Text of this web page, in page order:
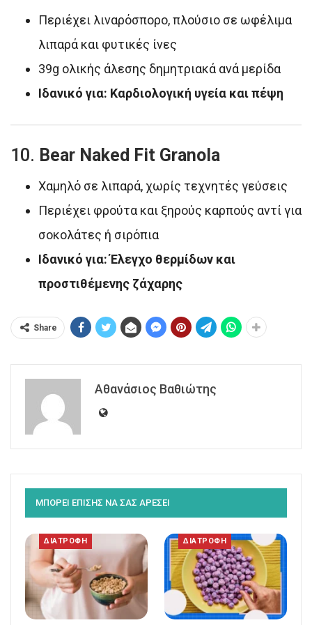
Περιέχει λιναρόσπορο, πλούσιο σε ωφέλιμα
λιπαρά και φυτικές ίνες
39g ολικής άλεσης δημητριακά ανά μερίδα
Ιδανικό για: Καρδιολογική υγεία και πέψη
10. Bear Naked Fit Granola
Χαμηλό σε λιπαρά, χωρίς τεχνητές γεύσεις
Περιέχει φρούτα και ξηρούς καρπούς αντί για
σοκολάτες ή σιρόπια
Ιδανικό για: Έλεγχο θερμίδων και
προστιθέμενης ζάχαρης
Share
Αθανάσιος Βαθιώτης
ΜΠΟΡΕΙ ΕΠΙΣΗΣ ΝΑ ΣΑΣ ΑΡΕΣΕΙ
ΔΙΑΤΡΟΦΗ ΔΙΑΤΡΟΦΗ